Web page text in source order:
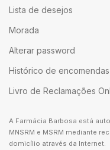
Lista de desejos
Morada
Alterar password
Histórico de encomendas
Livro de Reclamações
A Farmácia Barbosa está
MNSRM e MSRM mediante
domicílio através da Internet.